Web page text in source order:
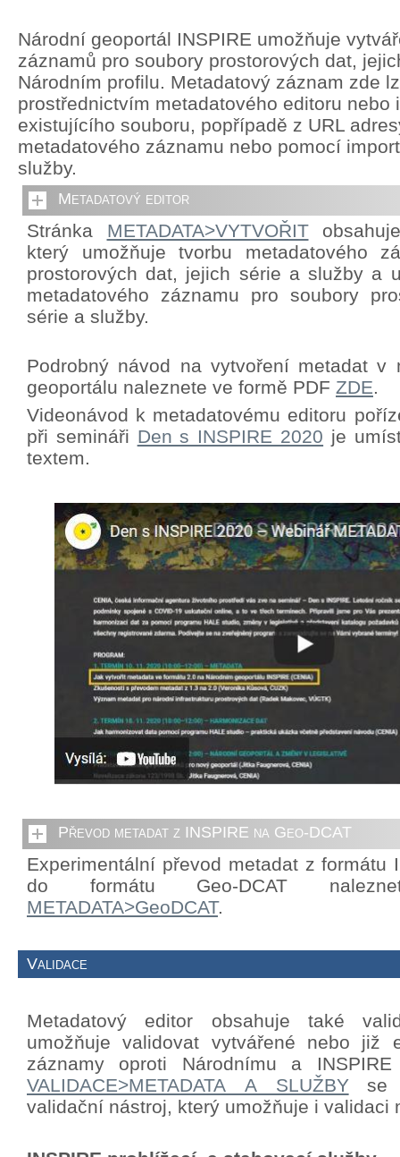
Národní geoportál INSPIRE umožňuje
záznamů pro soubory prostorových dat,
Národním profilu. Metadatový záznam zde
prostřednictvím metadatového editoru nebo
existujícího souboru, popřípadě z URL
metadatového záznamu nebo pomocí
služby.
Metadatový editor
Stránka METADATA>VYTVOŘIT
který umožňuje tvorbu metadatového
prostorových dat, jejich série a služby a
metadatového záznamu pro soubory
série a služby.
Podrobný návod na vytvoření metadat v
geoportálu naleznete ve formě PDF ZDE.
Videonávod k metadatovému editoru
při semináři Den s INSPIRE 2020 je
textem.
Převod metadat z INSPIRE na Geo-DCAT
Experimentální převod metadat z formátu
do formátu Geo-DCAT
METADATA>GeoDCAT.
Validace
Metadatový editor obsahuje také
umožňuje validovat vytvářené nebo již
záznamy oproti Národnímu a
VALIDACE>METADATA A SLUŽBYse
validační nástroj, který umožňuje i validaci